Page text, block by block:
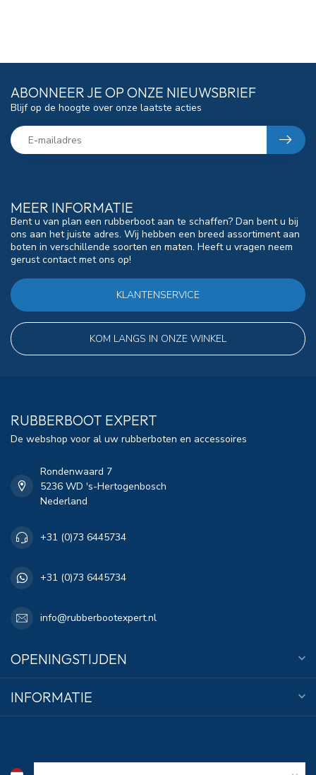
MEER INFORMATIE
Bent u van plan een rubberboot aan te schaffen? Dan bent u bij
ons aan het juiste adres. Wij hebben een breed assortiment aan
boten in verschillende soorten en maten. Heeft u vragen neem
gerust contact met ons op!
KLANTENSERVICE
KOM LANGS IN ONZE WINKEL
ABONNEER JE OP ONZE NIEUWSBRIEF
Blijf op de hoogte over onze laatste acties
RUBBERBOOT EXPERT
De webshop voor al uw rubberboten en accessoires
Rondenwaard 7
5236 WD 's-Hertogenbosch
Nederland
+31 (0)73 6445734
+31 (0)73 6445734
info@rubberbootexpert.nl
OPENINGSTIJDEN
INFORMATIE